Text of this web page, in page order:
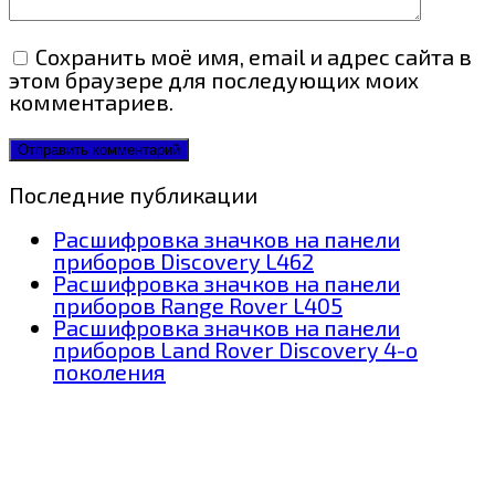
Сохранить моё имя, email и адрес сайта в
этом браузере для последующих моих
комментариев.
Последние публикации
Расшифровка значков на панели
приборов Discovery L462
Расшифровка значков на панели
приборов Range Rover L405
Расшифровка значков на панели
приборов Land Rover Discovery 4-о
поколения